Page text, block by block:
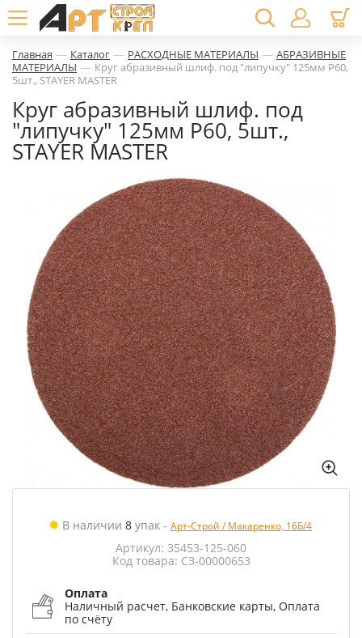
Главная — Каталог — РАСХОДНЫЕ МАТЕРИАЛЫ — АБРАЗИВНЫЕ
МАТЕРИАЛЫ — Круг абразивный шлиф. под "липучку" 125мм Р60,
5шт., STAYER MASTER
Круг абразивный шлиф. под
"липучку" 125мм Р60, 5шт.,
STAYER MASTER
В наличии 8 упак - Арт-Строй / Макаренко, 16Б/4
Артикул: 35453-125-060
Код товара: СЗ-00000653
Оплата
Наличный расчет, Банковские карты, Оплата
по счёту